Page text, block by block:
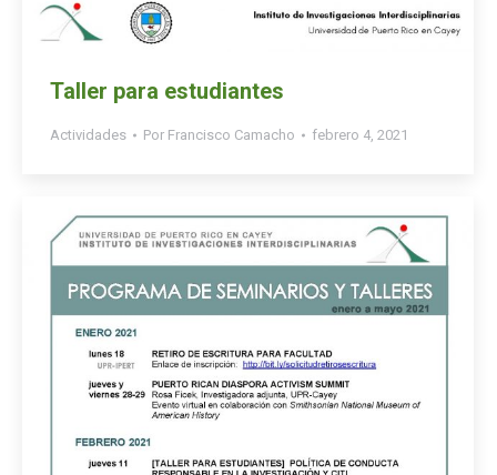
Taller para estudiantes
Actividades Por Francisco Camacho febrero 4, 2021